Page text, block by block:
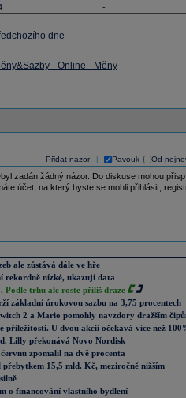
-
dne
- Online - Měny
Přidat názor Pavouk Od
zadán žádný názor. Do diskuse mohou
účet, na který byste se mohli přihlásit,
ale zůstává dále ve hře
rekordně nízké, ukazují data
Podle trhu ale roste příliš draze
základní úrokovou sazbu na 3,75 procentech
2 a Mario pomohly navzdory dražším
příležitosti. U dvou akcií očekává více než
Lilly překonává Novo Nordisk
zpomalil na dvě procenta
15,5 mld. Kč, meziročně nižším
o financování vlastního bydlení